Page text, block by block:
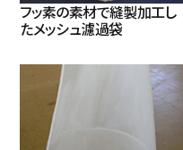
フッ素の素材で縫製加工し
たメッシュ濾過袋